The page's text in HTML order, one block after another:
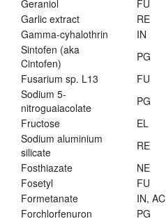
Geraniol
FU
Garlic extract
RE
Gamma-cyhalothrin
IN
Sintofen (aka
Cintofen)
PG
Fusarium sp. L13
FU
Sodium 5-
nitroguaiacolate
PG
Fructose
EL
Sodium aluminium
silicate
RE
Fosthiazate
NE
Fosetyl
FU
Formetanate
IN, AC
Forchlorfenuron
PG